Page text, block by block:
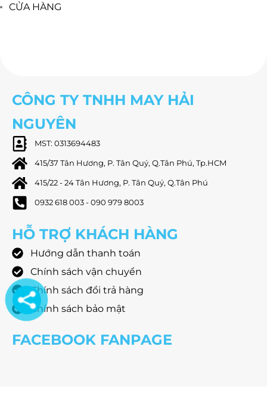
CỬA HÀNG
CÔNG TY TNHH MAY HẢI
NGUYÊN
MST: 0313694483
415/37 Tân Hương, P. Tân Quý, Q.Tân Phú, Tp.HCM
415/22 - 24 Tân Hương, P. Tân Quý, Q.Tân Phú
0932 618 003 - 090 979 8003
HỖ TRỢ KHÁCH HÀNG
Hướng dẫn thanh toán
Chính sách vận chuyển
Chính sách đổi trả hàng
Chính sách bảo mật
FACEBOOK FANPAGE